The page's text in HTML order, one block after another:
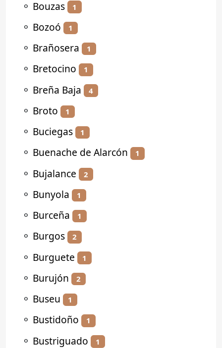
⚬ Bouzas 1
⚬ Bozoó 1
⚬ Brañosera 1
⚬ Bretocino 1
⚬ Breña Baja 4
⚬ Broto 1
⚬ Buciegas 1
⚬ Buenache de Alarcón 1
⚬ Bujalance 2
⚬ Bunyola 1
⚬ Burceña 1
⚬ Burgos 2
⚬ Burguete 1
⚬ Burujón 2
⚬ Buseu 1
⚬ Bustidoño 1
⚬ Bustriguado 1